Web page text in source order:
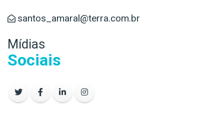
santos_amaral@terra.com.br
Mídias
Sociais